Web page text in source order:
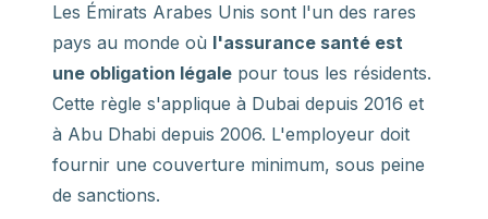
Les Émirats Arabes Unis sont l'un des rares
pays au monde où l'assurance santé est
une obligation légale pour tous les résidents.
Cette règle s'applique à Dubai depuis 2016 et
à Abu Dhabi depuis 2006. L'employeur doit
fournir une couverture minimum, sous peine
de sanctions.